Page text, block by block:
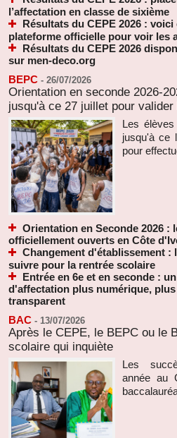
l’affectation en classe de sixième
Résultats du CEPE 2026 :
plateforme officielle pour voir les
Résultats du CEPE 2026
sur men-deco.org
BEPC - 26/07/2026
Orientation en seconde 2026-
jusqu'à ce 27 juillet pour
Les
jusqu'à ce
pour
Orientation en Seconde 2026
officiellement ouverts en Côte
Changement d'établissement :
suivre pour la rentrée scolaire
Entrée en 6e et en seconde :
d'affectation plus numérique,
transparent
BAC - 13/07/2026
Après le CEPE, le BEPC ou le
scolaire qui inquiète
Les
année au